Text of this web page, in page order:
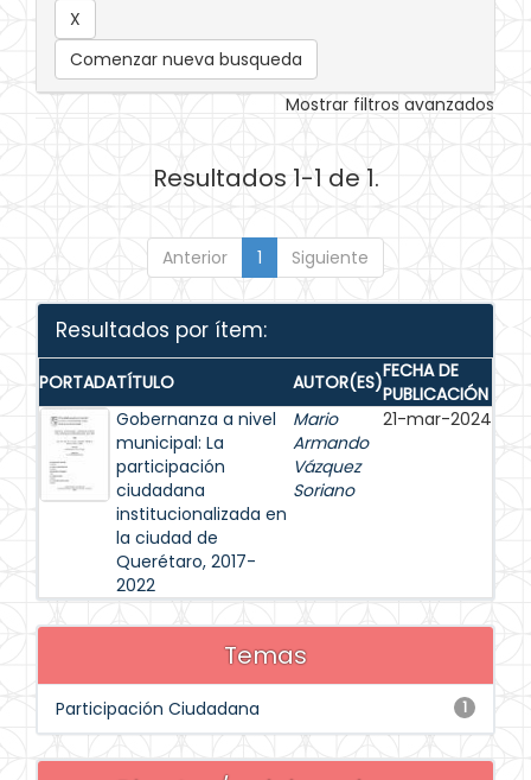
Comenzar nueva busqueda
Mostrar filtros avanzados
Resultados 1-1 de 1.
Anterior 1 Siguiente
Resultados por ítem:
PORTADATÍTULO AUTOR(ES)FECHA DE
PUBLICACIÓN
Gobernanza a nivel
municipal: La
participación
ciudadana
institucionalizada en
la ciudad de
Querétaro, 2017-
2022
Mario
Armando
Vázquez
Soriano
21-mar-2024
Temas
1
Participación Ciudadana